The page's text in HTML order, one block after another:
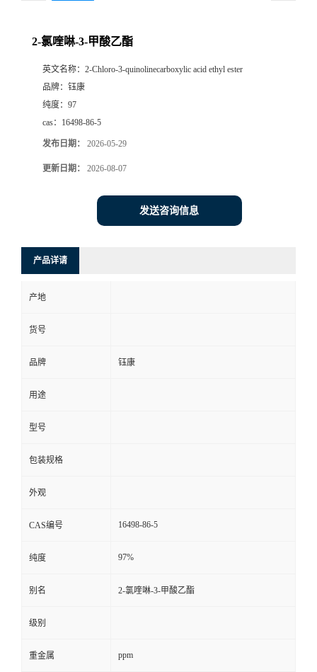
2-氯喹啉-3-甲酸乙酯
英文名称： 2-Chloro-3-quinolinecarboxylic acid ethyl ester
品牌： 钰康
纯度： 97
cas： 16498-86-5
发布日期： 2026-05-29
更新日期： 2026-08-07
发送咨询信息
产品详请
产地
货号
品牌 钰康
用途
型号
包装规格
外观
CAS编号 16498-86-5
纯度 97%
别名 2-氯喹啉-3-甲酸乙酯
级别
重金属 ppm